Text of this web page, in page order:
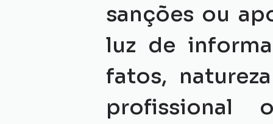
sanções ou
luz de
fatos,
profissional